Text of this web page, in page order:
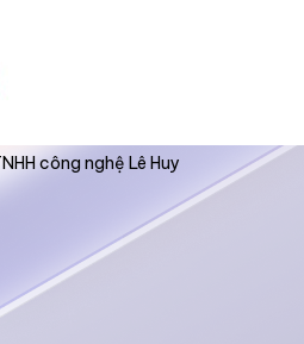
công nghệ Lê Huy